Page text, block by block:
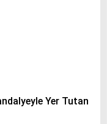
Yer Tutan